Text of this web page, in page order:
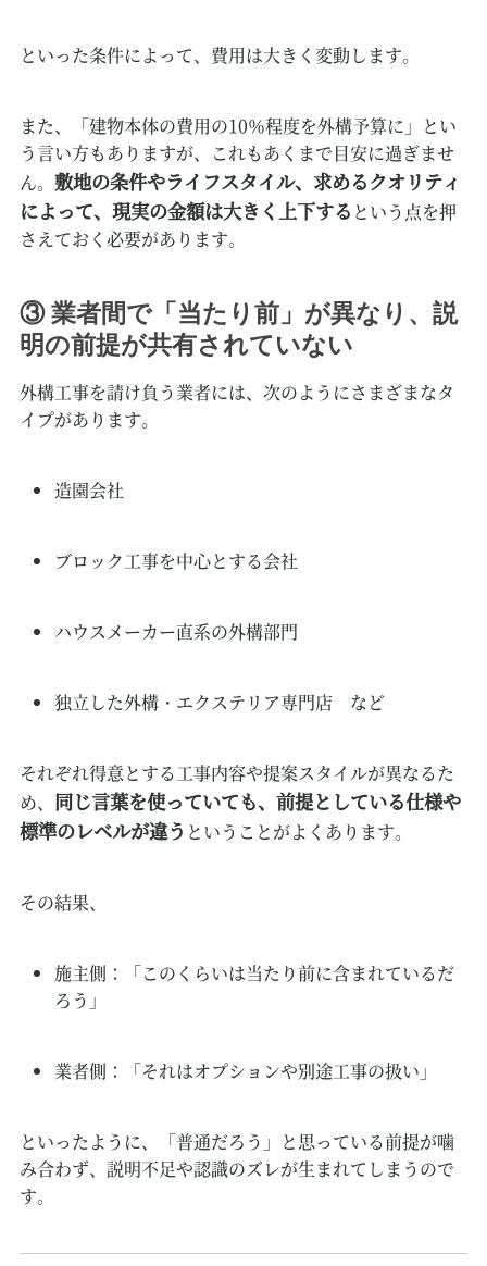
といった条件によって、費用は大きく変動します。
また、「建物本体の費用の10％程度を外構予算に」とい
う言い方もありますが、これもあくまで目安に過ぎませ
ん。 敷地の条件やライフスタイル、求めるクオリティ
によって、現実の金額は大きく上下する という点を押
さえておく必要があります。
③ 業者間で「当たり前」が異なり、説
明の前提が共有されていない
外構工事を請け負う業者には、次のようにさまざまなタ
イプがあります。
造園会社
ブロック工事を中心とする会社
ハウスメーカー直系の外構部門
独立した外構・エクステリア専門店 など
それぞれ得意とする工事内容や提案スタイルが異なるた
め、 同じ言葉を使っていても、前提としている仕様や
標準のレベルが違う ということがよくあります。
その結果、
施主側：「このくらいは当たり前に含まれているだ
ろう」
業者側：「それはオプションや別途工事の扱い」
といったように、「普通だろう」と思っている前提が噛
み合わず、説明不足や認識のズレが生まれてしまうので
す。